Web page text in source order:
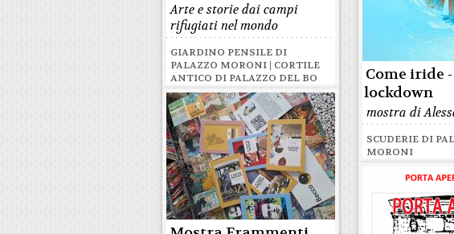
Arte e storie dai campi
rifugiati nel mondo
GIARDINO PENSILE DI
PALAZZO MORONI | CORTILE
ANTICO DI PALAZZO DEL BO
Come iride
lockdown
mostra di
SCUDERIE DI
MORONI